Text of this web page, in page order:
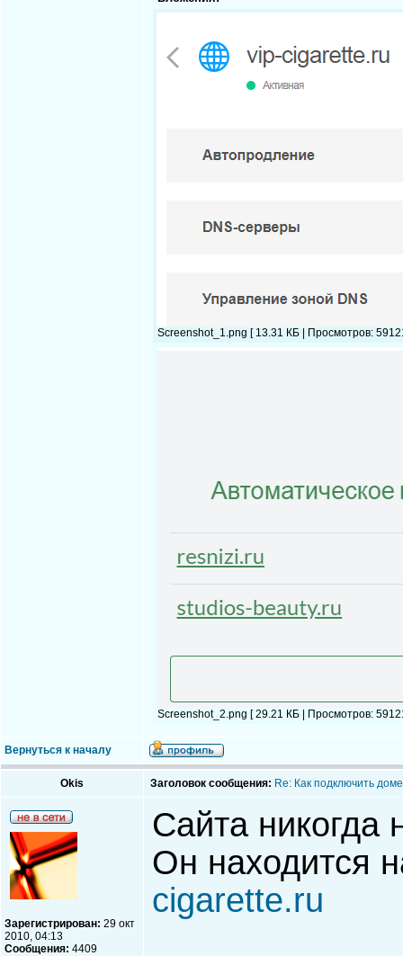
Screenshot_1.png [ 13.31 КБ | Просмотров:
Screenshot_2.png [ 29.21 КБ | Просмотров:
Вернуться к началу
Okis Заголовок сообщения: Re: Как подключить
Зарегистрирован: 29 окт
2010, 04:13
Сообщения: 4409
Сайта никогда
Он находится
cigarette.ru